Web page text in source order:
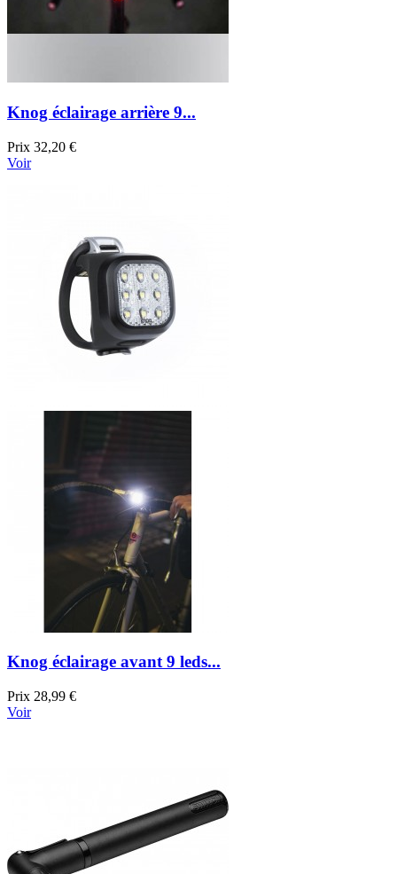
Knog éclairage arrière 9...
Prix 32,20 €
Voir
Knog éclairage avant 9 leds...
Prix 28,99 €
Voir